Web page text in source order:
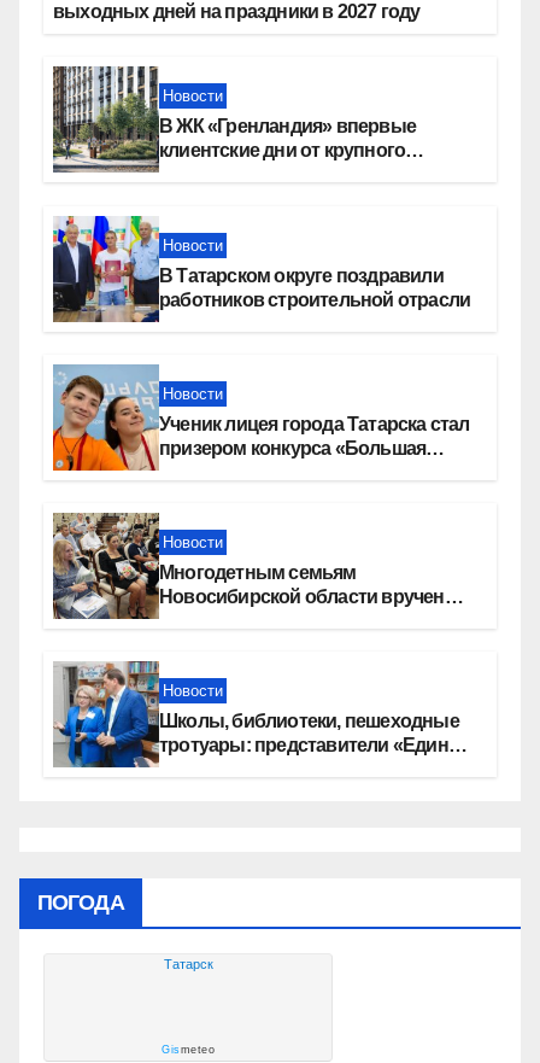
выходных дней на праздники в 2027 году
Новости
В ЖК «Гренландия» впервые
клиентские дни от крупного
Новости
В Татарском округе поздравили
работников строительной отрасли
Новости
Ученик лицея города Татарска стал
призером конкурса «Большая
Новости
Многодетным семьям
Новосибирской области вручены
Новости
Школы, библиотеки, пешеходные
тротуары: представители «Единой
ПОГОДА
Татарск
Gismeteo